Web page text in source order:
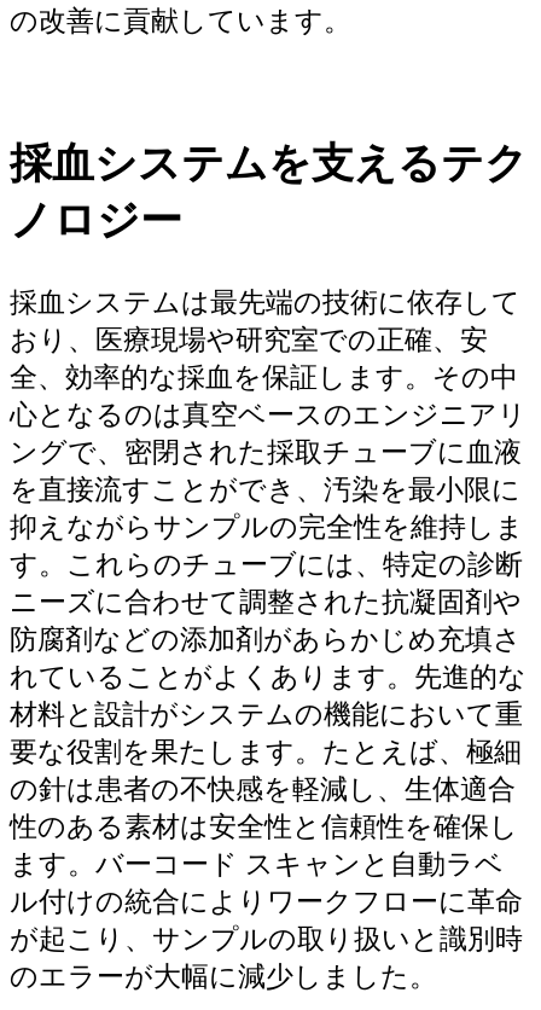
の改善に貢献しています。
採血システムを支えるテク
ノロジー
採血システムは最先端の技術に依存して
おり、医療現場や研究室での正確、安
全、効率的な採血を保証します。その中
心となるのは真空ベースのエンジニアリ
ングで、密閉された採取チューブに血液
を直接流すことができ、汚染を最小限に
抑えながらサンプルの完全性を維持しま
す。これらのチューブには、特定の診断
ニーズに合わせて調整された抗凝固剤や
防腐剤などの添加剤があらかじめ充填さ
れていることがよくあります。先進的な
材料と設計がシステムの機能において重
要な役割を果たします。たとえば、極細
の針は患者の不快感を軽減し、生体適合
性のある素材は安全性と信頼性を確保し
ます。バーコード スキャンと自動ラベ
ル付けの統合によりワークフローに革命
が起こり、サンプルの取り扱いと識別時
のエラーが大幅に減少しました。